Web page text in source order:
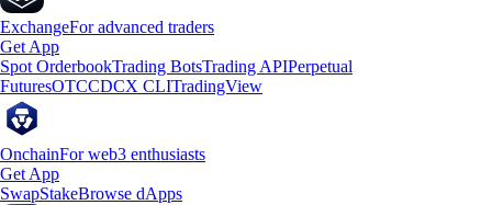
ExchangeFor advanced traders
Get App
Spot OrderbookTrading BotsTrading APIPerpetual
FuturesOTCCDCX CLITradingView
OnchainFor web3 enthusiasts
Get App
SwapStakeBrowse dApps